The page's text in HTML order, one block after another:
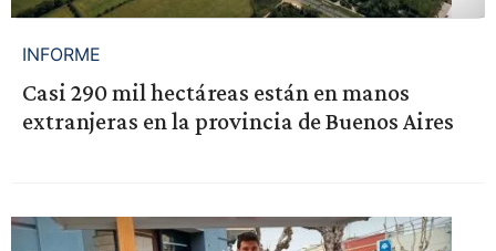
INFORME
Casi 290 mil hectáreas están en manos
extranjeras en la provincia de Buenos Aires